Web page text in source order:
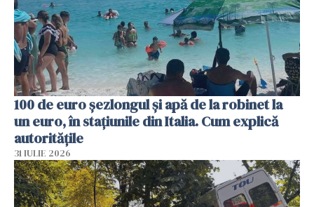
100 de euro șezlongul și apă de la robinet la
un euro, în stațiunile din Italia. Cum explică
autoritățile
31 IULIE 2026